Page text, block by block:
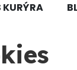
KURÝRA